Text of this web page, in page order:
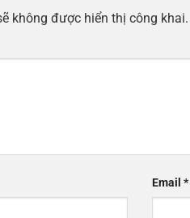
không được hiển thị công khai.
Email*